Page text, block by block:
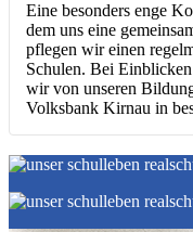
Eine besonders enge
dem uns eine
pflegen wir einen
Schulen. Bei
wir von unseren
Volksbank Kirnau in